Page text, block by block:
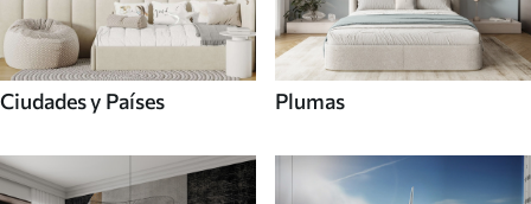
Ciudades y Países Plumas